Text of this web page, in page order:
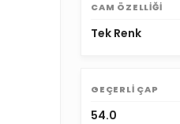
CAM ÖZELLIĞI
Tek Renk
GEÇERLI ÇAP
54.0